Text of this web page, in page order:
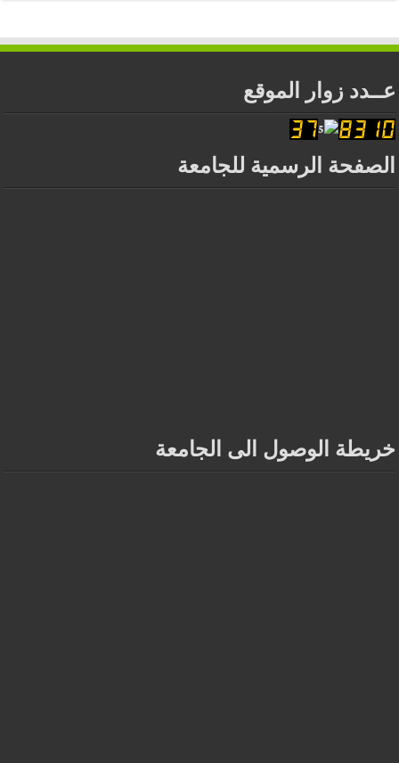
عــدد زوار الموقع
الصفحة الرسمية للجامعة
خريطة الوصول الى الجامعة